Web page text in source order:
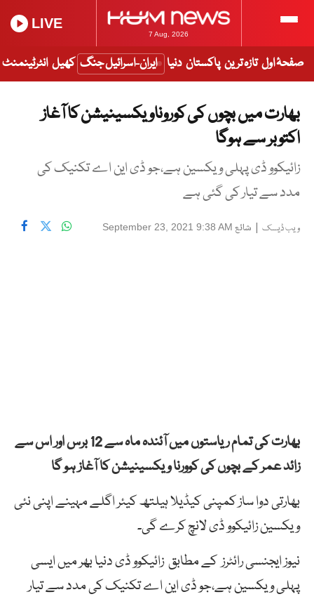
7 Aug, 2026
LIVE
صفحۂ اول تازہ ترین پاکستان دنیا ایران-اسرائیل جنگ کھیل انٹرٹینمنٹ
بھارت میں بچوں کی کوروناویکسینیشن کا آغاز
اکتوبر سے ہوگا
زائیکوو ڈی پہلی ویکسین ہے،جو ڈی این اے تکنیک کی
مدد سے تیار کی گئی ہے
ویب ڈیسک | شائع September 23, 2021 9:38 AM
بھارت کی تمام ریاستوں میں آئندہ ماہ سے 12 برس اور اس سے
زائد عمر کے بچوں کی کوورنا ویکسینیشن کا آغاز ہو گا
بھارتی دوا ساز کمپنی کیڈیلا ہیلتھ کیئر اگلے مہینے اپنی نئی
ویکسین زائیکوو ڈی لانچ کرے گی۔
نیوز ایجنسی رائٹرز کے مطابق زائیکوو ڈی دنیا بھر میں ایسی
پہلی ویکسین ہے،جو ڈی این اے تکنیک کی مدد سے تیار